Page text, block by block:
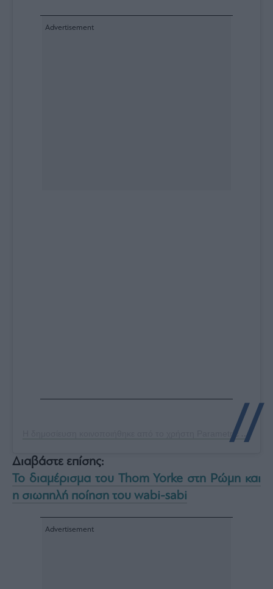
Η δημοσίευση κοινοποιήθηκε από το χρήστη Parametric Architecture (@parametric.architecture)
Διαβάστε επίσης:
Το διαμέρισμα του Thom Yorke στη Ρώμη και
η σιωπηλή ποίηση του wabi-sabi